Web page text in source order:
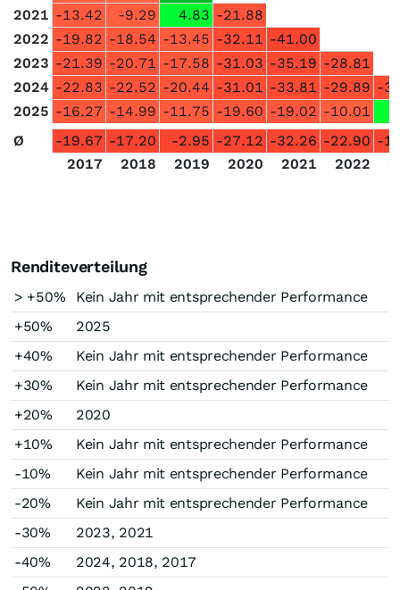
2021 -13.42 -9.29 4.83 -21.88
2022 -19.82 -18.54 -13.45 -32.11 -41.00
2023 -21.39 -20.71 -17.58 -31.03 -35.19 -28.81
2024 -22.83 -22.52 -20.44 -31.01 -33.81 -29.89 -
2025 -16.27 -14.99 -11.75 -19.60 -19.02 -10.01
Ø
-19.67 -17.20 -2.95 -27.12 -32.26 -22.90 -
2017
2018 2019 2020 2021 2022
Renditeverteilung
> +50%
Kein Jahr mit entsprechender Performance
+50%
2025
+40%
Kein Jahr mit entsprechender Performance
+30%
Kein Jahr mit entsprechender Performance
+20%
2020
+10%
Kein Jahr mit entsprechender Performance
-10%
Kein Jahr mit entsprechender Performance
-20%
Kein Jahr mit entsprechender Performance
-30%
2023, 2021
-40%
2024, 2018, 2017